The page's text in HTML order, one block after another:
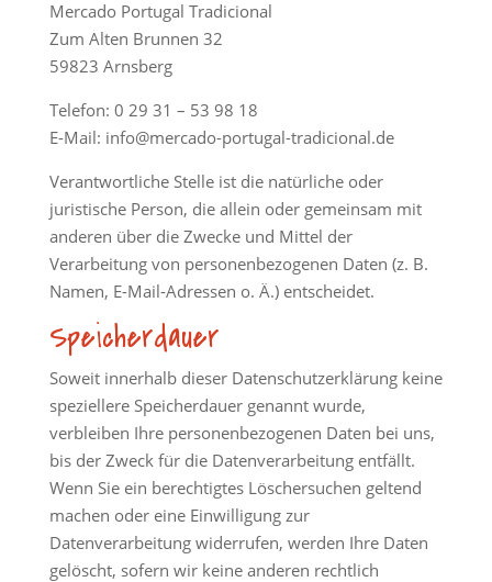
Mercado Portugal Tradicional
Zum Alten Brunnen 32
59823 Arnsberg
Telefon: 0 29 31 – 53 98 18
E-Mail: info@mercado-portugal-tradicional.de
Verantwortliche Stelle ist die natürliche oder
juristische Person, die allein oder gemeinsam mit
anderen über die Zwecke und Mittel der
Verarbeitung von personenbezogenen Daten (z. B.
Namen, E-Mail-Adressen o. Ä.) entscheidet.
Speicherdauer
Soweit innerhalb dieser Datenschutzerklärung keine
speziellere Speicherdauer genannt wurde,
verbleiben Ihre personenbezogenen Daten bei uns,
bis der Zweck für die Datenverarbeitung entfällt.
Wenn Sie ein berechtigtes Löschersuchen geltend
machen oder eine Einwilligung zur
Datenverarbeitung widerrufen, werden Ihre Daten
gelöscht, sofern wir keine anderen rechtlich